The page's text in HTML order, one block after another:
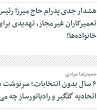
هشدار جدی پدرام حاج میرزا
تعمیرکاران غیرمجاز، تهدیدی
خانواده‌ها!
حمیدرضا مرادی
۶ سال بدون انتخابات؛ سرنوشت
اتحادیه گلگیر و رادیاتورساز چه